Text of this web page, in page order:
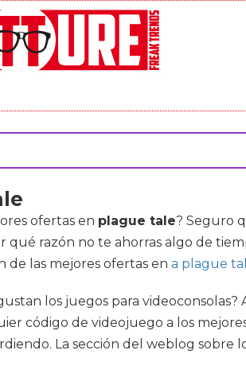
ofertas en plague tale? Seguro
qué razón no te ahorras algo de
de las mejores ofertas en a plague
los juegos para
código de videojuego a los
La sección del weblog sobre